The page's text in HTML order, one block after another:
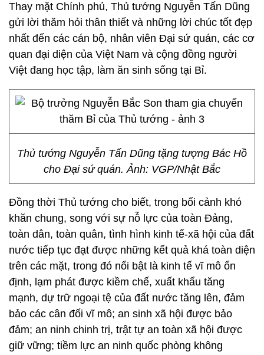
Thay mặt Chính phủ, Thủ tướng Nguyễn Tấn Dũng
gửi lời thăm hỏi thân thiết và những lời chúc tốt đẹp
nhất đến các cán bộ, nhân viên Đại sứ quán, các cơ
quan đại diện của Việt Nam và cộng đồng người
Việt đang học tập, làm ăn sinh sống tại Bỉ.
Thủ tướng Nguyễn Tấn Dũng tặng tượng Bác Hồ
cho Đại sứ quán. Ảnh: VGP/Nhật Bắc
Đồng thời Thủ tướng cho biết, trong bối cảnh khó
khăn chung, song với sự nỗ lực của toàn Đảng,
toàn dân, toàn quân, tình hình kinh tế-xã hội của đất
nước tiếp tục đạt được những kết quả khá toàn diện
trên các mặt, trong đó nổi bật là kinh tế vĩ mô ổn
định, lạm phát được kiềm chế, xuất khẩu tăng
mạnh, dự trữ ngoại tệ của đất nước tăng lên, đảm
bảo các cân đối vĩ mô; an sinh xã hội được bảo
đảm; an ninh chinh trị, trật tự an toàn xã hội được
giữ vững; tiềm lực an ninh quốc phòng không